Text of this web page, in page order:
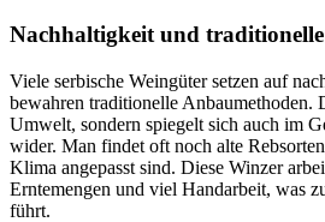
Nachhaltigkeit und
Viele serbische Weingüter setzen auf
bewahren traditionelle Anbaumethoden.
Umwelt, sondern spiegelt sich auch im
wider. Man findet oft noch alte
Klima angepasst sind. Diese Winzer
Erntemengen und viel Handarbeit, was
führt.